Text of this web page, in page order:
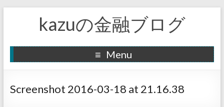
kazuの金融ブログ
Menu
Screenshot 2016-03-18 at 21.16.38